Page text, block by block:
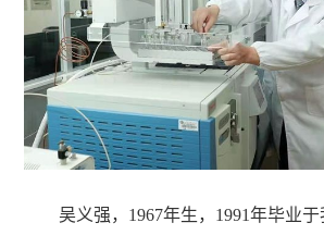
吴义强，1967年生，1991年毕业